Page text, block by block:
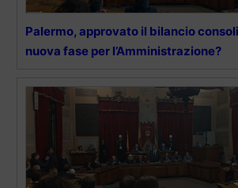
Palermo, approvato il bilancio
nuova fase per l’Amministrazione?